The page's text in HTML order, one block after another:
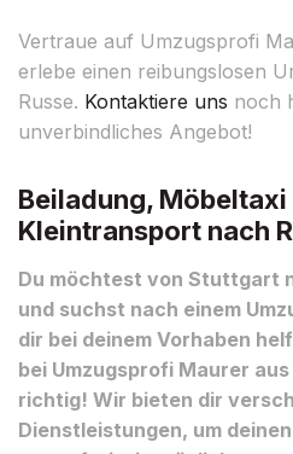
Vertraue auf Umzugsprofi
erlebe einen reibungslosen
Russe. Kontaktiere uns noch
unverbindliches Angebot!
Beiladung,
Kleintransport nach
Du möchtest von Stuttgart
und suchst nach einem
dir bei deinem Vorhaben
bei Umzugsprofi Maurer
richtig! Wir bieten dir
Dienstleistungen, um